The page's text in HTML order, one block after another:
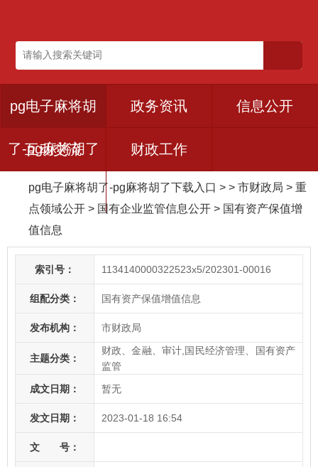
pg电子麻将胡
了-pg麻将胡了
下载入口
政务资讯 信息公开
互动交流 财政工作
pg电子麻将胡了-pg麻将胡了下载入口 > > 市财政局 > 重
点领域公开 > 国有企业监管信息公开 > 国有资产保值增
值信息
索引号： 1134140000322523x5/202301-00016
组配分类： 国有资产保值增值信息
发布机构： 市财政局
主题分类：
财政、金融、审计,国民经济管理、国有资产
监管
成文日期：
暂无
发文日期： 2023-01-18 16:54
文 号：